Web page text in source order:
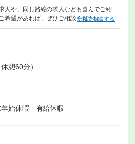
人や、同じ路線の求人なども喜んでご紹
希望があれば、ぜひご相談ください。
無料で相談する
憩60分）
始休暇 有給休暇